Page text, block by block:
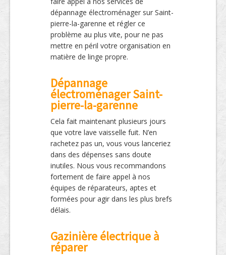
dépannage électroménager sur Saint-
pierre-la-garenne et régler ce
problème au plus vite, pour ne pas
mettre en péril votre organisation en
matière de linge propre.
Dépannage
électroménager Saint-
pierre-la-garenne
Cela fait maintenant plusieurs jours
que votre lave vaisselle fuit. N’en
rachetez pas un, vous vous lanceriez
dans des dépenses sans doute
inutiles. Nous vous recommandons
fortement de faire appel à nos
équipes de réparateurs, aptes et
formées pour agir dans les plus brefs
délais.
Gazinière électrique à
réparer